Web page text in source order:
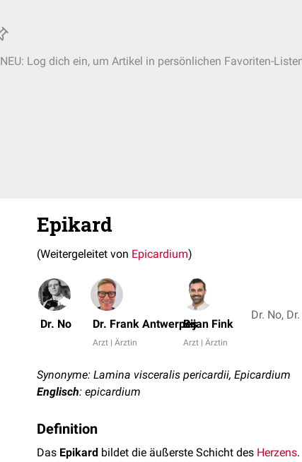
NEU: Log dich ein, um Artikel in persönlichen Favoriten-
Epikard
(Weitergeleitet von Epicardium)
Dr. No Dr. Frank Antwerpes
Arzt | Ärztin
Bijan Fink
Arzt | Ärztin
Synonyme: Lamina visceralis pericardii, Epicardium
Englisch: epicardium
Definition
Das Epikard bildet die äußerste Schicht des Herzens